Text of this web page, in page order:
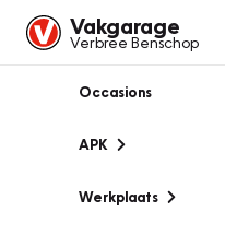
Vakgarage
Verbree Benschop
Occasions
APK
Werkplaats